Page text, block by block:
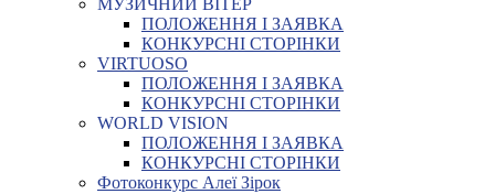
МУЗИЧНИЙ ВІТЕР
ПОЛОЖЕННЯ І ЗАЯВКА
КОНКУРСНІ СТОРІНКИ
VIRTUOSO
ПОЛОЖЕННЯ І ЗАЯВКА
КОНКУРСНІ СТОРІНКИ
WORLD VISION
ПОЛОЖЕННЯ І ЗАЯВКА
КОНКУРСНІ СТОРІНКИ
Фотоконкурс Алеї Зірок